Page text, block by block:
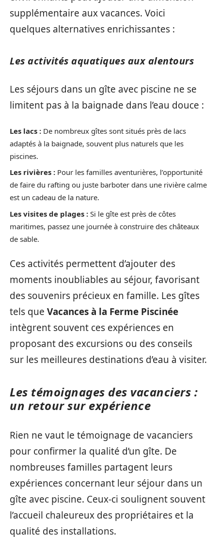
supplémentaire aux vacances. Voici
quelques alternatives enrichissantes :
Les activités aquatiques aux alentours
Les séjours dans un gîte avec piscine ne se
limitent pas à la baignade dans l’eau douce :
Les lacs : De nombreux gîtes sont situés près de lacs
adaptés à la baignade, souvent plus naturels que les
piscines.
Les rivières : Pour les familles aventurières, l’opportunité
de faire du rafting ou juste barboter dans une rivière calme
est un cadeau de la nature.
Les visites de plages : Si le gîte est près de côtes
maritimes, passez une journée à construire des châteaux
de sable.
Ces activités permettent d’ajouter des
moments inoubliables au séjour, favorisant
des souvenirs précieux en famille. Les gîtes
tels que Vacances à la Ferme Piscinée
intègrent souvent ces expériences en
proposant des excursions ou des conseils
sur les meilleures destinations d’eau à visiter.
Les témoignages des vacanciers :
un retour sur expérience
Rien ne vaut le témoignage de vacanciers
pour confirmer la qualité d’un gîte. De
nombreuses familles partagent leurs
expériences concernant leur séjour dans un
gîte avec piscine. Ceux-ci soulignent souvent
l’accueil chaleureux des propriétaires et la
qualité des installations.